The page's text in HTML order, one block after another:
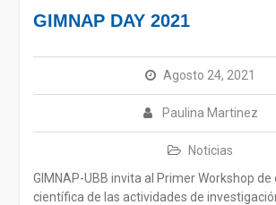
GIMNAP DAY 2021
Agosto 24, 2021
Paulina Martinez
Noticias
GIMNAP-UBB invita al Primer Workshop de
científica de las actividades de